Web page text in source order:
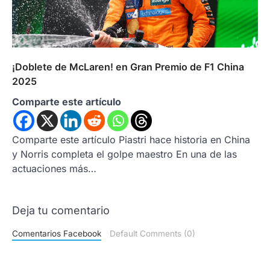
¡Doblete de McLaren! en Gran Premio de F1 China
2025
Comparte este artículo
Comparte este artículo Piastri hace historia en China
y Norris completa el golpe maestro En una de las
actuaciones más…
Deja tu comentario
Comentarios Facebook Default Comments (0)